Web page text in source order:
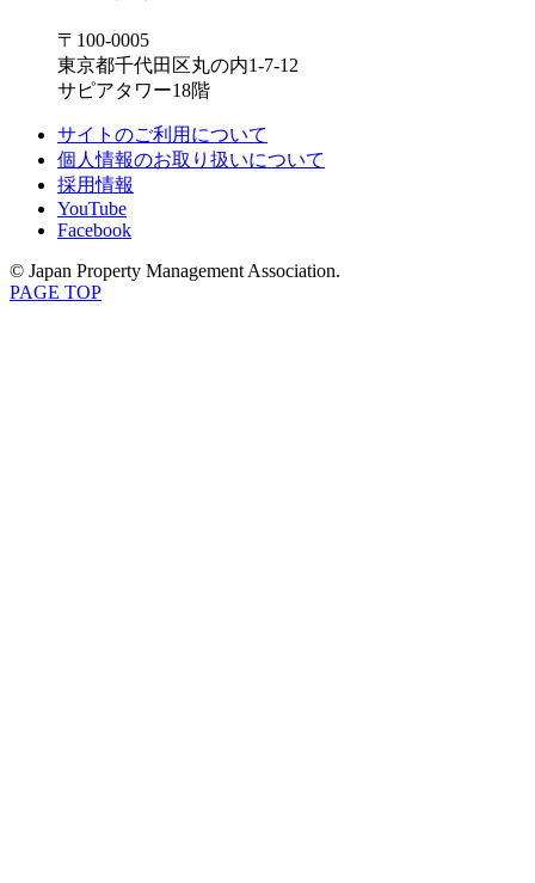
〒100-0005
東京都千代田区丸の内1-7-12
サピアタワー18階
サイトのご利用について
個人情報のお取り扱いについて
採用情報
YouTube
Facebook
© Japan Property Management Association.
PAGE TOP